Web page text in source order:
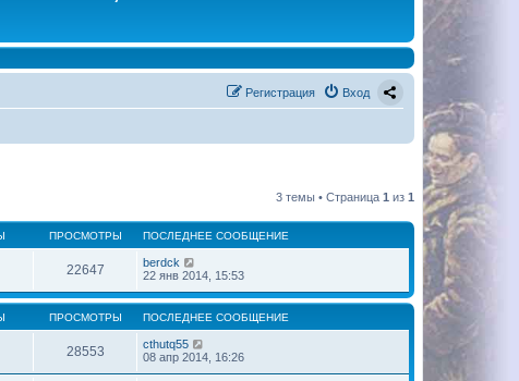
Вход
Регистрация
3 темы • Страница 1 из 1
ПРОСМОТРЫ ПОСЛЕДНЕЕ СООБЩЕНИЕ
22647
berdck
22 янв 2014, 15:53
ПРОСМОТРЫ ПОСЛЕДНЕЕ СООБЩЕНИЕ
28553
cthutq55
08 апр 2014, 16:26